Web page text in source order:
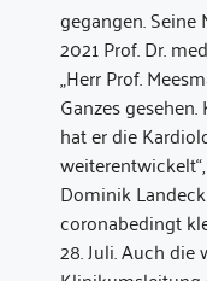
gegangen.
2021 Prof. Dr.
„Herr Prof.
Ganzes
hat er die
Dominik
coronabedingt
28. Juli. Auch